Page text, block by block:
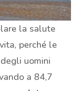
la salute
perché le
uomini
a 84,7